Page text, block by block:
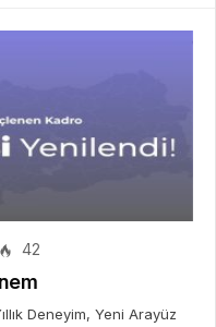
42
Deneyim, Yeni Arayüz